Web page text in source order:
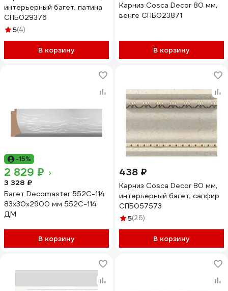
интерьерный багет, патина
СПБ029376
5(4)
В корзину
Карниз Cosca Decor 80 мм,
венге СПБ023871
В корзину
-15%
2 829 ₽
3 328 ₽
Багет Decomaster 552C-114
83x30x2900 мм 552C-114
ДМ
В корзину
438 ₽
Карниз Cosca Decor 80 мм,
интерьерный багет, сапфир
СПБ057573
5(26)
В корзину